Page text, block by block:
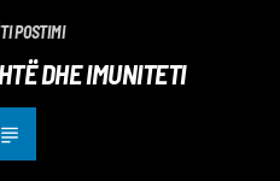
POSTIMI
DHE IMUNITETI